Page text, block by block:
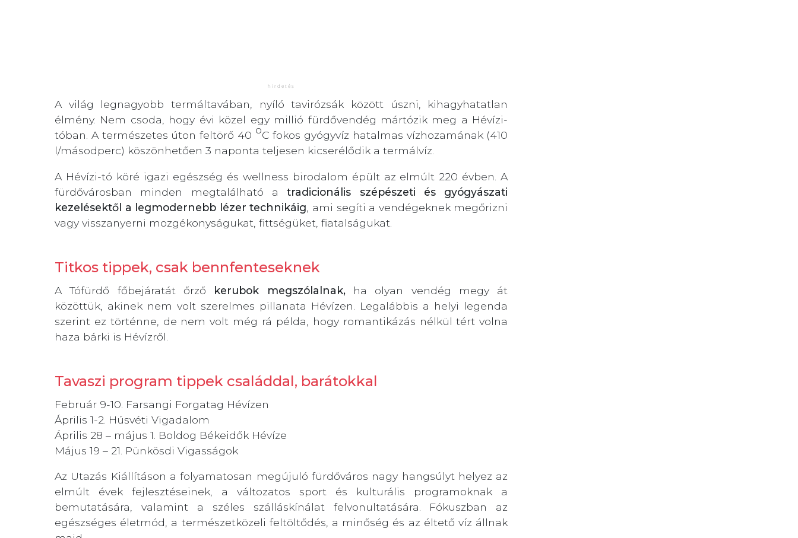
A világ legnagyobb termáltavában, nyíló tavirózsák között úszni, kihagyhatatlan
élmény. Nem csoda, hogy évi közel egy millió fürdővendég mártózik meg a Hévízi-
tóban. A természetes úton feltörő 40 oC fokos gyógyvíz hatalmas vízhozamának (410
l/másodperc) köszönhetően 3 naponta teljesen kicserélődik a termálvíz.
A Hévízi-tó köré igazi egészség és wellness birodalom épült az elmúlt 220 évben. A
fürdővárosban minden megtalálható atradicionális szépészeti és gyógyászati
kezelésektől a legmodernebb lézer technikáig , ami segíti a vendégeknek megőrizni
vagy visszanyerni mozgékonyságukat, fittségüket, fiatalságukat.
Titkos tippek, csak bennfenteseknek
A Tófürdő főbejáratát őrző kerubok megszólalnak, ha olyan vendég megy át
közöttük, akinek nem volt szerelmes pillanata Hévízen. Legalábbis a helyi legenda
szerint ez történne, de nem volt még rá példa, hogy romantikázás nélkül tért volna
haza bárki is Hévízről.
Tavaszi program tippek családdal, barátokkal
Február 9-10. Farsangi Forgatag Hévízen
Április 1-2. Húsvéti Vigadalom
Április 28 – május 1. Boldog Békeidők Hévíze
Május 19 – 21. Pünkösdi Vigasságok
Az Utazás Kiállításon a folyamatosan megújuló fürdőváros nagy hangsúlyt helyez az
elmúlt évek fejlesztéseinek, a változatos sport és kulturális programoknak a
bemutatására, valamint a széles szálláskínálat felvonultatására. Fókuszban az
egészséges életmód, a természetközeli feltöltődés, a minőség és az éltető víz állnak